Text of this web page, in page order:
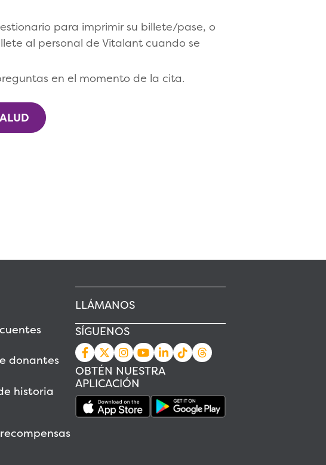
para imprimir su billete/pase, o
al personal de Vitalant cuando se
en el momento de la cita.
donantes
historia
LLÁMANOS
SÍGUENOS
OBTÉN NUESTRA
APLICACIÓN